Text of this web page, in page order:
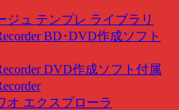
ジュ テンプレ ライブラリ
BD･DVD作成ソフト
DVD作成ソフト付属
オ エクスプローラ